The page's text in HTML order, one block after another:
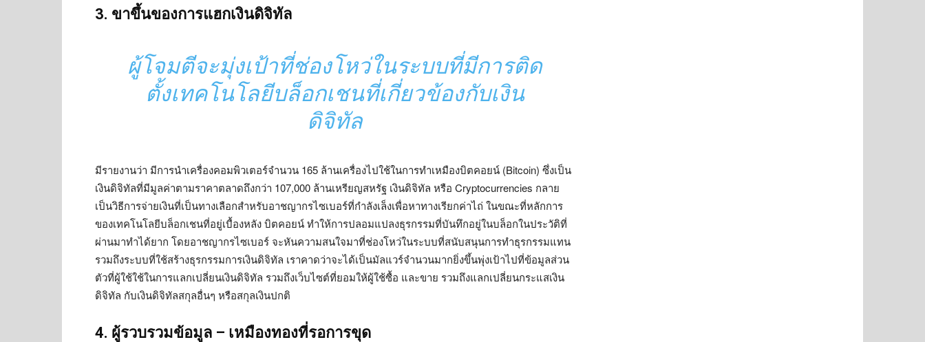
3. ขาขึ้นของการแฮกเงินดิจิทัล
ผู้โจมตีจะมุ่งเป้าที่ช่องโหว่ในระบบที่มีการติด
ตั้งเทคโนโลยีบล็อกเชนที่เกี่ยวข้องกับเงิน
ดิจิทัล
มีรายงานว่า มีการนำเครื่องคอมพิวเตอร์จำนวน 165 ล้านเครื่องไปใช้ในการทำเหมืองบิตคอยน์ (Bitcoin) ซึ่งเป็น
เงินดิจิทัลที่มีมูลค่าตามราคาตลาดถึงกว่า 107,000 ล้านเหรียญสหรัฐ เงินดิจิทัล หรือ Cryptocurrencies กลาย
เป็นวิธีการจ่ายเงินที่เป็นทางเลือกสำหรับอาชญากรไซเบอร์ที่กำลังเล็งเพื่อหาทางเรียกค่าไถ่ ในขณะที่หลักการ
ของเทคโนโลยีบล็อกเชนที่อยู่เบื้องหลัง บิตคอยน์ ทำให้การปลอมแปลงธุรกรรมที่บันทึกอยู่ในบล็อกในประวัติที่
ผ่านมาทำได้ยาก โดยอาชญากรไซเบอร์ จะหันความสนใจมาที่ช่องโหว่ในระบบที่สนับสนุนการทำธุรกรรมแทน
รวมถึงระบบที่ใช้สร้างธุรกรรมการเงินดิจิทัล เราคาดว่าจะได้เป็นมัลแวร์จำนวนมากยิ่งขึ้นพุ่งเป้าไปที่ข้อมูลส่วน
ตัวที่ผู้ใช้ใช้ในการแลกเปลี่ยนเงินดิจิทัล รวมถึงเว็บไซต์ที่ยอมให้ผู้ใช้ซื้อ และขาย รวมถึงแลกเปลี่ยนกระแสเงิน
ดิจิทัล กับเงินดิจิทัลสกุลอื่นๆ หรือสกุลเงินปกติ
4. ผู้รวบรวมข้อมูล – เหมืองทองที่รอการขุด